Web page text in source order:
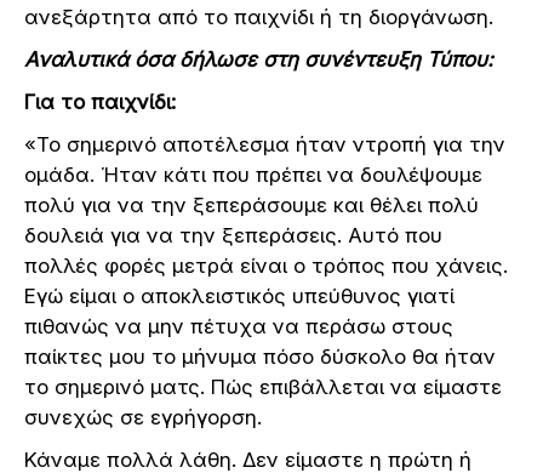
ανεξάρτητα από το παιχνίδι ή τη διοργάνωση.
Αναλυτικά όσα δήλωσε στη συνέντευξη Τύπου:
Για το παιχνίδι:
«Το σημερινό αποτέλεσμα ήταν ντροπή για την
ομάδα. Ήταν κάτι που πρέπει να δουλέψουμε
πολύ για να την ξεπεράσουμε και θέλει πολύ
δουλειά για να την ξεπεράσεις. Αυτό που
πολλές φορές μετρά είναι ο τρόπος που χάνεις.
Εγώ είμαι ο αποκλειστικός υπεύθυνος γιατί
πιθανώς να μην πέτυχα να περάσω στους
παίκτες μου το μήνυμα πόσο δύσκολο θα ήταν
το σημερινό ματς. Πώς επιβάλλεται να είμαστε
συνεχώς σε εγρήγορση.
Κάναμε πολλά λάθη. Δεν είμαστε η πρώτη ή